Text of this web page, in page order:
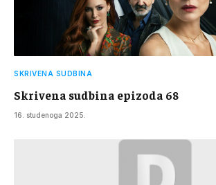
SKRIVENA SUDBINA
Skrivena sudbina epizoda 68
16. studenoga 2025.